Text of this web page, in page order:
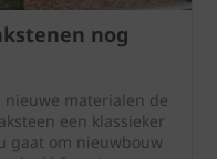
nog
materialen de
een klassieker
gaat om nieuwbouw